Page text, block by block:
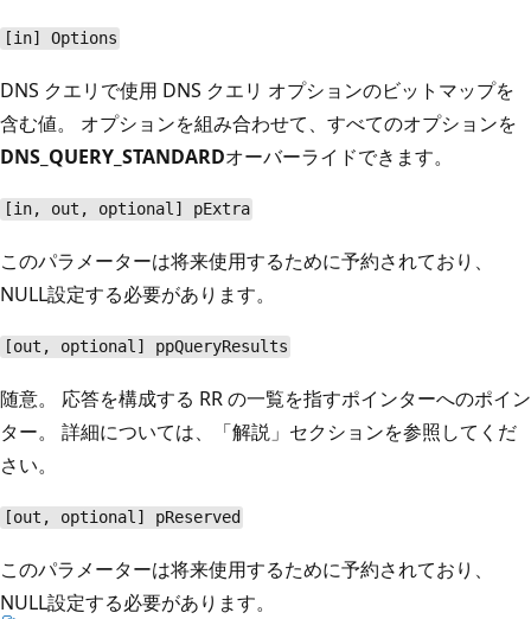
[in] Options
DNS クエリで使用 DNS クエリ オプションのビットマップを
含む値。 オプションを組み合わせて、すべてのオプションを
DNS_QUERY_STANDARDオーバーライドできます。
[in, out, optional] pExtra
このパラメーターは将来使用するために予約されており、
NULL設定する必要があります。
[out, optional] ppQueryResults
随意。 応答を構成する RR の一覧を指すポインターへのポイン
ター。 詳細については、「解説」セクションを参照してくだ
さい。
[out, optional] pReserved
このパラメーターは将来使用するために予約されており、
NULL設定する必要があります。